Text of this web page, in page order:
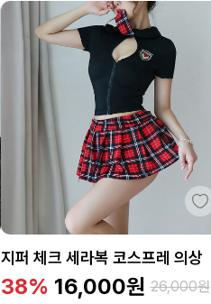
지퍼 체크 세라복 코스프레 의상
38% 16,000원 26,000원